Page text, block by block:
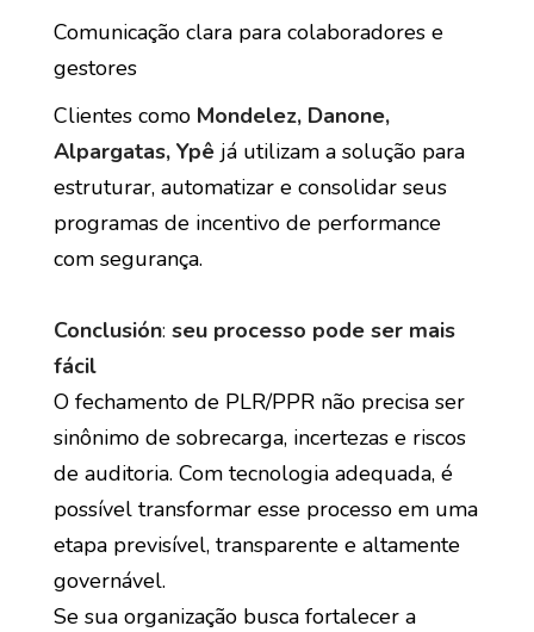
Comunicação clara para colaboradores e
gestores
Clientes como Mondelez, Danone,
Alpargatas, Ypê já utilizam a solução para
estruturar, automatizar e consolidar seus
programas de incentivo de performance
com segurança.
Conclusión: seu processo pode ser mais
fácil
O fechamento de PLR/PPR não precisa ser
sinônimo de sobrecarga, incertezas e riscos
de auditoria. Com tecnologia adequada, é
possível transformar esse processo em uma
etapa previsível, transparente e altamente
governável.
Se sua organização busca fortalecer a